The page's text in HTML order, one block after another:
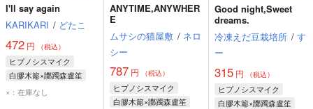
I'll say again
KARIKARI / どたこ
472 円 （税込）
ヒプノシスマイク
白膠木簓×躑躅森盧笙
×：在庫なし
ANYTIME,ANYWHER
E
ムサシの猫屋敷 / ネロ
シー
787 円 （税込）
ヒプノシスマイク
白膠木簓×躑躅森盧笙
Good night,Sweet
dreams.
冷凍えだ豆栽培所 / す
ー
315円 （税込）
ヒプノシスマイク
白膠木簓×躑躅森盧笙